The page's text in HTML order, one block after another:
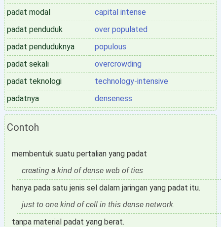
padat modal
capital intense
padat penduduk
over populated
padat penduduknya
populous
padat sekali
overcrowding
padat teknologi
technology-intensive
padatnya
denseness
Contoh
membentuk suatu pertalian yang padat
creating a kind of dense web of ties
hanya pada satu jenis sel dalam jaringan yang padat itu.
just to one kind of cell in this dense network.
tanpa material padat yang berat.